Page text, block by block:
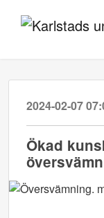
2024-02-07
Ökad